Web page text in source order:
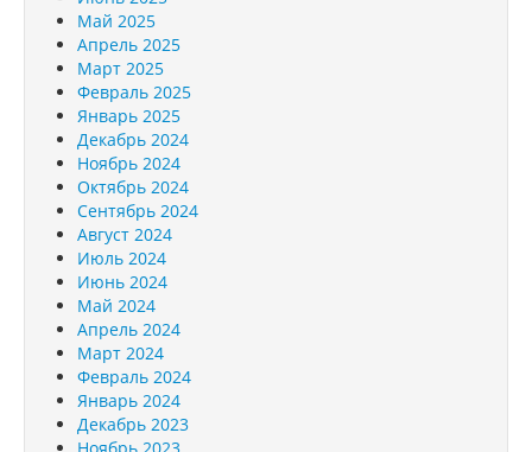
Май 2025
Апрель 2025
Март 2025
Февраль 2025
Январь 2025
Декабрь 2024
Ноябрь 2024
Октябрь 2024
Сентябрь 2024
Август 2024
Июль 2024
Июнь 2024
Май 2024
Апрель 2024
Март 2024
Февраль 2024
Январь 2024
Декабрь 2023